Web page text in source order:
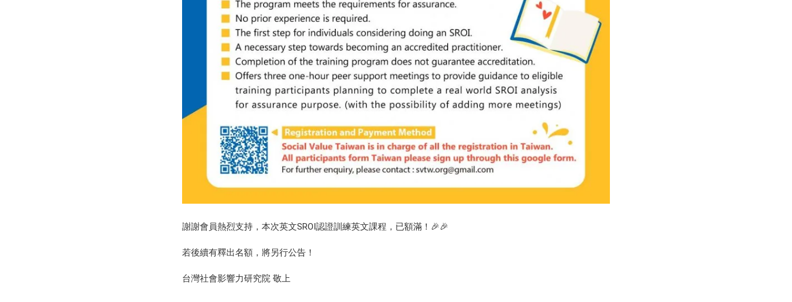
謝謝會員熱烈支持，本次英文SROI認證訓練英文課程，已額滿！🎉🎉
若後續有釋出名額，將另行公告！
台灣社會影響力研究院 敬上